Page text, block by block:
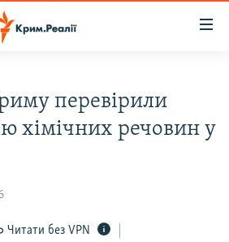
перевірили
хімічних речовин у
Читати без VPN